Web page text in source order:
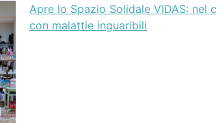
Apre lo Spazio Solidale VIDAS:
con malattie inguaribili